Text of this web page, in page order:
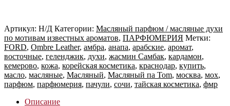
Артикул: Н/Д Категории: Масляный парфюм / масляные духи
по мотивам известных ароматов, ПАРФЮМЕРИЯ Метки:
FORD, Ombre Leather, амбра, анапа, арабские, аромат,
восточные, геленджик, духи, жасмин Самбак, кардамон,
кемерово, кожа, корейская косметика, краснодар, купить,
масло, масляные, Масляный, Масляный па Tom, москва, мох,
парфюм, парфюмерия, пачули, сочи, тайская косметика, фмр
Описание